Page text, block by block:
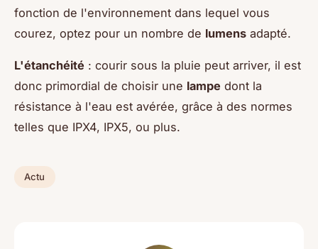
fonction de l'environnement dans lequel vous
courez, optez pour un nombre de lumens adapté.
L'étanchéité : courir sous la pluie peut arriver, il est
donc primordial de choisir une lampe dont la
résistance à l'eau est avérée, grâce à des normes
telles que IPX4, IPX5, ou plus.
Actu